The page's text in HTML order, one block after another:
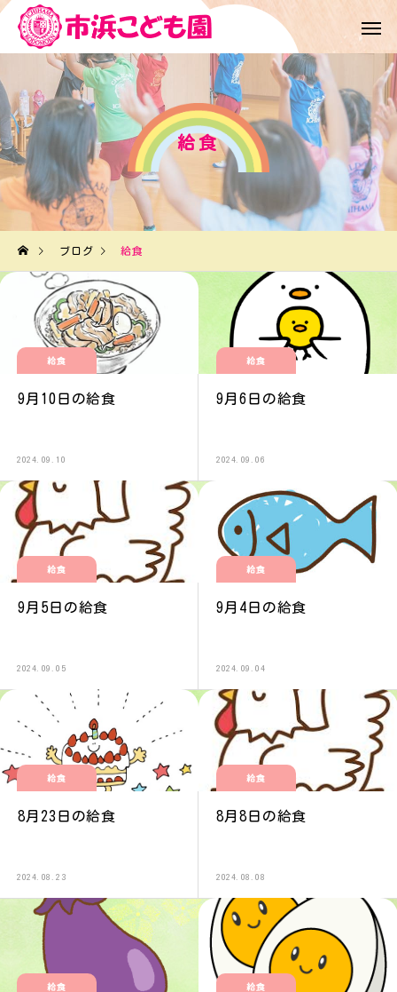
給食
ブログ 給食
給食
9月10日の給食
2024.09.10
給食
9月6日の給食
2024.09.06
給食
9月5日の給食
2024.09.05
給食
9月4日の給食
2024.09.04
給食
8月23日の給食
2024.08.23
給食
8月8日の給食
2024.08.08
給食 給食